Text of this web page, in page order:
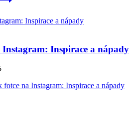
Instagram: Inspirace a nápady
fotce na Instagram: Inspirace a nápady